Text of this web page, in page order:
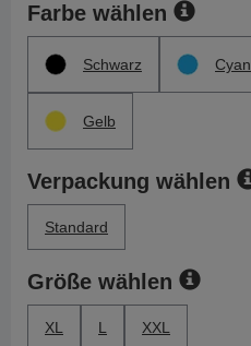
Farbe wählen
Schwarz Cyan
Gelb
Verpackung wählen
Standard
Größe wählen
XL L XXL